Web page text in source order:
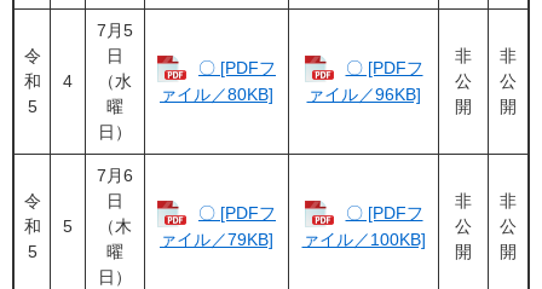
令
和
5
4
7月5
日
（水
曜
日）
〇 [PDFフ
ァイル／80KB]
〇 [PDFフ
ァイル／96KB]
非
公
開
非
公
開
令
和
5
5
7月6
日
（木
曜
日）
〇 [PDFフ
ァイル／79KB]
〇 [PDFフ
ァイル／100KB]
非
公
開
非
公
開